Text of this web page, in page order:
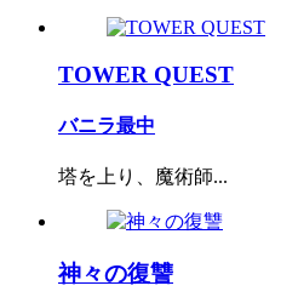
TOWER QUEST
バニラ最中
塔を上り、魔術師...
神々の復讐